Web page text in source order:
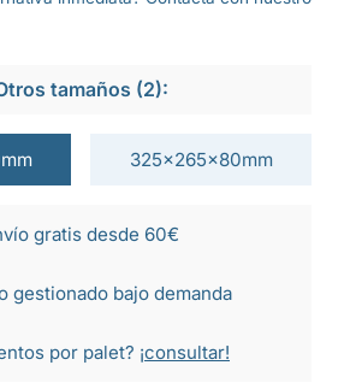
tamaños (2):
325x265x80mm
gratis desde 60€
gestionado bajo demanda
por palet? ¡consultar!